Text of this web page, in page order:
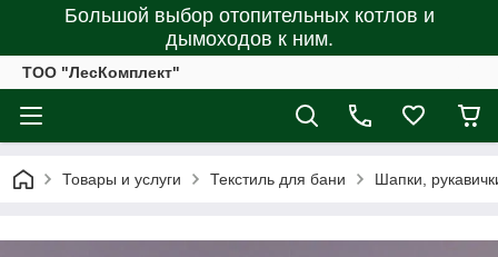
Большой выбор отопительных котлов и
дымоходов к ним.
ТОО "ЛесКомплект"
Товары и услуги Текстиль для бани Шапки,